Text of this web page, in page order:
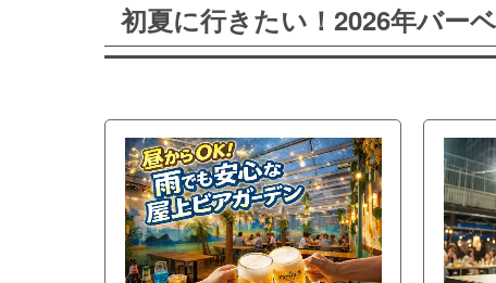
初夏に行きたい！2026年バー